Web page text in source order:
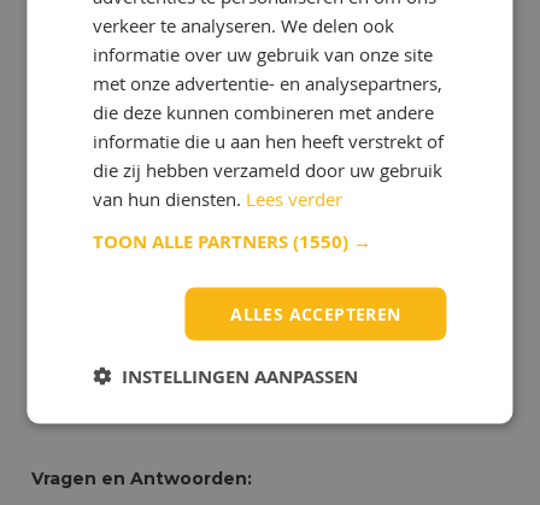
optimaliseren de efficiëntie en responsiviteit
van het systeem.
Lange Levensduur van Olie en Apparatuur
Door de geavanceerde formulering dragen
deze oliën bij aan de lange levensduur van
zowel de olie als de apparatuur. Dit vertaalt
zich in verminderde downtime en lagere
onderhoudskosten.
Verlaagt Onderhoudskosten: De Mobil DTE
door betrouwbare prestaties te leveren en de
behoefte aan frequente olie- en filterwissels te
verminderen. Dit resulteert in een
kosteneffectief beheer van hydraulische
Vragen en Antwoorden:
verkeer te analyseren. We delen ook
informatie over uw gebruik van onze site
met onze advertentie- en analysepartners,
die deze kunnen combineren met andere
informatie die u aan hen heeft verstrekt of
die zij hebben verzameld door uw gebruik
van hun diensten. Lees verder
TOON ALLE PARTNERS(1550) →
ALLES ACCEPTEREN
INSTELLINGEN AANPASSEN